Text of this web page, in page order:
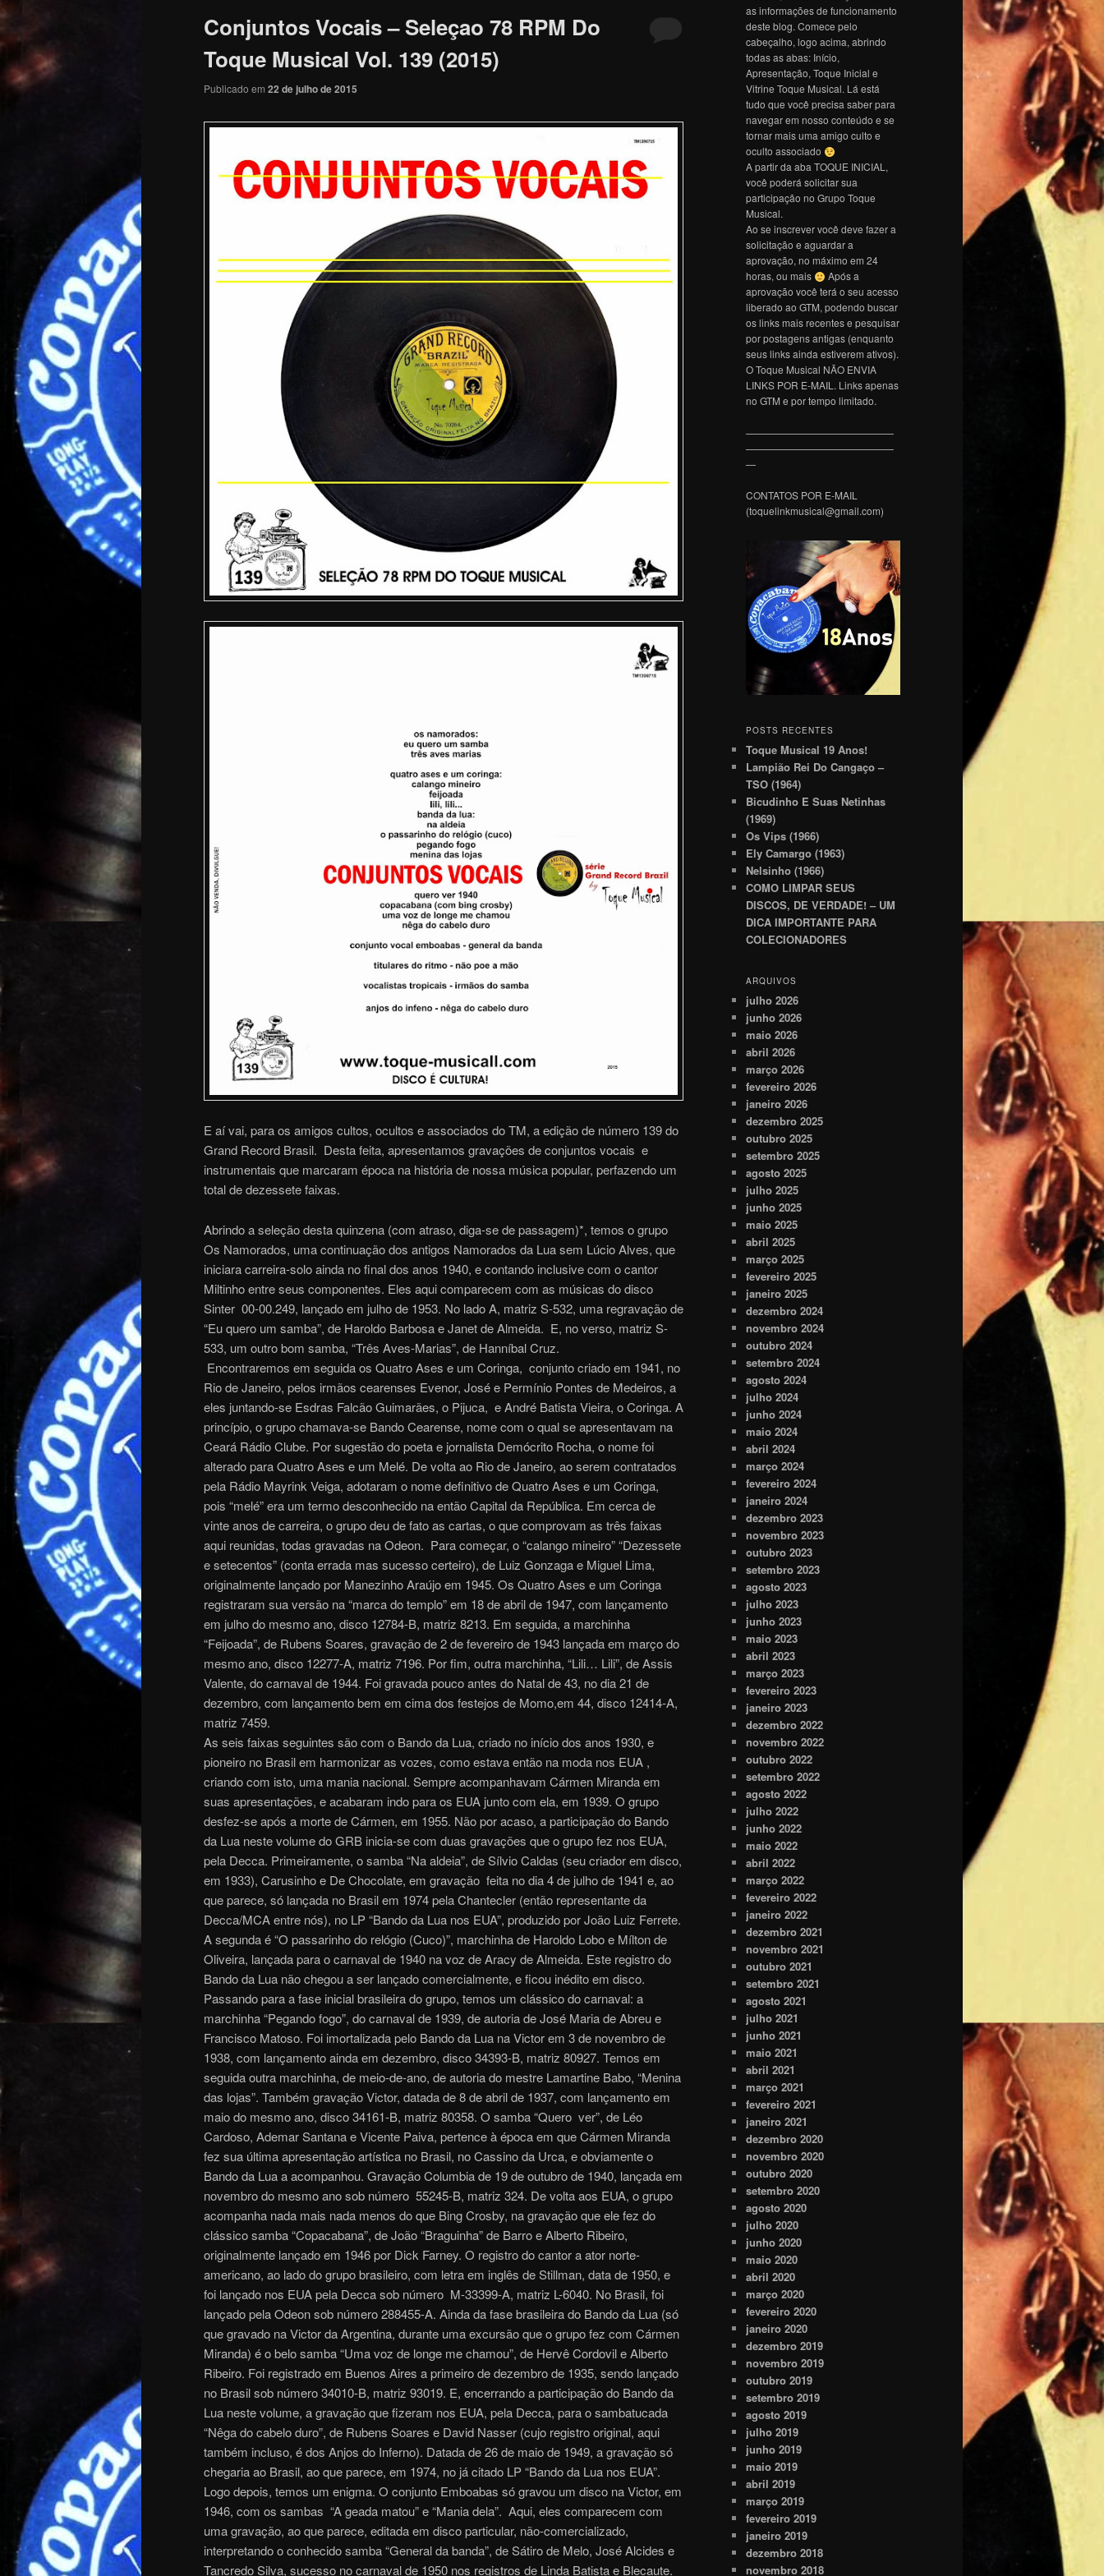
Conjuntos Vocais – Seleçao 78 RPM Do
Toque Musical Vol. 139 (2015)
Publicado em 22 de julho de 2015
E aí vai, para os amigos cultos, ocultos e associados do TM, a edição de número 139 do
Grand Record Brasil. Desta feita, apresentamos gravações de conjuntos vocais e
instrumentais que marcaram época na história de nossa música popular, perfazendo um
total de dezessete faixas.
Abrindo a seleção desta quinzena (com atraso, diga-se de passagem)*, temos o grupo
Os Namorados, uma continuação dos antigos Namorados da Lua sem Lúcio Alves, que
iniciara carreira-solo ainda no final dos anos 1940, e contando inclusive com o cantor
Miltinho entre seus componentes. Eles aqui comparecem com as músicas do disco
Sinter 00-00.249, lançado em julho de 1953. No lado A, matriz S-532, uma regravação de
“Eu quero um samba”, de Haroldo Barbosa e Janet de Almeida. E, no verso, matriz S-
533, um outro bom samba, “Três Aves-Marias”, de Hanníbal Cruz.
Encontraremos em seguida os Quatro Ases e um Coringa, conjunto criado em 1941, no
Rio de Janeiro, pelos irmãos cearenses Evenor, José e Permínio Pontes de Medeiros, a
eles juntando-se Esdras Falcão Guimarães, o Pijuca, e André Batista Vieira, o Coringa. A
princípio, o grupo chamava-se Bando Cearense, nome com o qual se apresentavam na
Ceará Rádio Clube. Por sugestão do poeta e jornalista Demócrito Rocha, o nome foi
alterado para Quatro Ases e um Melé. De volta ao Rio de Janeiro, ao serem contratados
pela Rádio Mayrink Veiga, adotaram o nome definitivo de Quatro Ases e um Coringa,
pois “melé” era um termo desconhecido na então Capital da República. Em cerca de
vinte anos de carreira, o grupo deu de fato as cartas, o que comprovam as três faixas
aqui reunidas, todas gravadas na Odeon. Para começar, o “calango mineiro” “Dezessete
e setecentos” (conta errada mas sucesso certeiro), de Luiz Gonzaga e Miguel Lima,
originalmente lançado por Manezinho Araújo em 1945. Os Quatro Ases e um Coringa
registraram sua versão na “marca do templo” em 18 de abril de 1947, com lançamento
em julho do mesmo ano, disco 12784-B, matriz 8213. Em seguida, a marchinha
“Feijoada”, de Rubens Soares, gravação de 2 de fevereiro de 1943 lançada em março do
mesmo ano, disco 12277-A, matriz 7196. Por fim, outra marchinha, “Lili… Lili”, de Assis
Valente, do carnaval de 1944. Foi gravada pouco antes do Natal de 43, no dia 21 de
dezembro, com lançamento bem em cima dos festejos de Momo,em 44, disco 12414-A,
matriz 7459.
As seis faixas seguintes são com o Bando da Lua, criado no início dos anos 1930, e
pioneiro no Brasil em harmonizar as vozes, como estava então na moda nos EUA ,
criando com isto, uma mania nacional. Sempre acompanhavam Cármen Miranda em
suas apresentações, e acabaram indo para os EUA junto com ela, em 1939. O grupo
desfez-se após a morte de Cármen, em 1955. Não por acaso, a participação do Bando
da Lua neste volume do GRB inicia-se com duas gravações que o grupo fez nos EUA,
pela Decca. Primeiramente, o samba “Na aldeia”, de Sílvio Caldas (seu criador em disco,
em 1933), Carusinho e De Chocolate, em gravação feita no dia 4 de julho de 1941 e, ao
que parece, só lançada no Brasil em 1974 pela Chantecler (então representante da
Decca/MCA entre nós), no LP “Bando da Lua nos EUA”, produzido por João Luiz Ferrete.
A segunda é “O passarinho do relógio (Cuco)”, marchinha de Haroldo Lobo e Mílton de
Oliveira, lançada para o carnaval de 1940 na voz de Aracy de Almeida. Este registro do
Bando da Lua não chegou a ser lançado comercialmente, e ficou inédito em disco.
Passando para a fase inicial brasileira do grupo, temos um clássico do carnaval: a
marchinha “Pegando fogo”, do carnaval de 1939, de autoria de José Maria de Abreu e
Francisco Matoso. Foi imortalizada pelo Bando da Lua na Victor em 3 de novembro de
1938, com lançamento ainda em dezembro, disco 34393-B, matriz 80927. Temos em
seguida outra marchinha, de meio-de-ano, de autoria do mestre Lamartine Babo, “Menina
das lojas”. Também gravação Victor, datada de 8 de abril de 1937, com lançamento em
maio do mesmo ano, disco 34161-B, matriz 80358. O samba “Quero ver”, de Léo
Cardoso, Ademar Santana e Vicente Paiva, pertence à época em que Cármen Miranda
fez sua última apresentação artística no Brasil, no Cassino da Urca, e obviamente o
Bando da Lua a acompanhou. Gravação Columbia de 19 de outubro de 1940, lançada em
novembro do mesmo ano sob número 55245-B, matriz 324. De volta aos EUA, o grupo
acompanha nada mais nada menos do que Bing Crosby, na gravação que ele fez do
clássico samba “Copacabana”, de João “Braguinha” de Barro e Alberto Ribeiro,
originalmente lançado em 1946 por Dick Farney. O registro do cantor a ator norte-
americano, ao lado do grupo brasileiro, com letra em inglês de Stillman, data de 1950, e
foi lançado nos EUA pela Decca sob número M-33399-A, matriz L-6040. No Brasil, foi
lançado pela Odeon sob número 288455-A. Ainda da fase brasileira do Bando da Lua (só
que gravado na Victor da Argentina, durante uma excursão que o grupo fez com Cármen
Miranda) é o belo samba “Uma voz de longe me chamou”, de Hervê Cordovil e Alberto
Ribeiro. Foi registrado em Buenos Aires a primeiro de dezembro de 1935, sendo lançado
no Brasil sob número 34010-B, matriz 93019. E, encerrando a participação do Bando da
Lua neste volume, a gravação que fizeram nos EUA, pela Decca, para o sambatucada
“Nêga do cabelo duro”, de Rubens Soares e David Nasser (cujo registro original, aqui
também incluso, é dos Anjos do Inferno). Datada de 26 de maio de 1949, a gravação só
chegaria ao Brasil, ao que parece, em 1974, no já citado LP “Bando da Lua nos EUA”.
Logo depois, temos um enigma. O conjunto Emboabas só gravou um disco na Victor, em
1946, com os sambas “A geada matou” e “Mania dela”. Aqui, eles comparecem com
uma gravação, ao que parece, editada em disco particular, não-comercializado,
interpretando o conhecido samba “General da banda”, de Sátiro de Melo, José Alcides e
Tancredo Silva, sucesso no carnaval de 1950 nos registros de Linda Batista e Blecaute.
as informações de funcionamento
deste blog. Comece pelo
cabeçalho, logo acima, abrindo
todas as abas: Início,
Apresentação, Toque Inicial e
Vitrine Toque Musical. Lá está
tudo que você precisa saber para
navegar em nosso conteúdo e se
tornar mais uma amigo culto e
oculto associado
A partir da aba TOQUE INICIAL,
você poderá solicitar sua
participação no Grupo Toque
Musical.
Ao se inscrever você deve fazer a
solicitação e aguardar a
aprovação, no máximo em 24
horas, ou mais
Após a
aprovação você terá o seu acesso
liberado ao GTM, podendo buscar
os links mais recentes e pesquisar
por postagens antigas (enquanto
seus links ainda estiverem ativos).
O Toque Musical NÃO ENVIA
LINKS POR E-MAIL. Links apenas
no GTM e por tempo limitado.
———————————————
———————————————
—
CONTATOS POR E-MAIL
(toquelinkmusical@gmail.com)
POSTS RECENTES
Toque Musical 19 Anos!
Lampião Rei Do Cangaço –
TSO (1964)
Bicudinho E Suas Netinhas
(1969)
Os Vips (1966)
Ely Camargo (1963)
Nelsinho (1966)
COMO LIMPAR SEUS
DISCOS, DE VERDADE! – UM
DICA IMPORTANTE PARA
COLECIONADORES
ARQUIVOS
julho 2026
junho 2026
maio 2026
abril 2026
março 2026
fevereiro 2026
janeiro 2026
dezembro 2025
outubro 2025
setembro 2025
agosto 2025
julho 2025
junho 2025
maio 2025
abril 2025
março 2025
fevereiro 2025
janeiro 2025
dezembro 2024
novembro 2024
outubro 2024
setembro 2024
agosto 2024
julho 2024
junho 2024
maio 2024
abril 2024
março 2024
fevereiro 2024
janeiro 2024
dezembro 2023
novembro 2023
outubro 2023
setembro 2023
agosto 2023
julho 2023
junho 2023
maio 2023
abril 2023
março 2023
fevereiro 2023
janeiro 2023
dezembro 2022
novembro 2022
outubro 2022
setembro 2022
agosto 2022
julho 2022
junho 2022
maio 2022
abril 2022
março 2022
fevereiro 2022
janeiro 2022
dezembro 2021
novembro 2021
outubro 2021
setembro 2021
agosto 2021
julho 2021
junho 2021
maio 2021
abril 2021
março 2021
fevereiro 2021
janeiro 2021
dezembro 2020
novembro 2020
outubro 2020
setembro 2020
agosto 2020
julho 2020
junho 2020
maio 2020
abril 2020
março 2020
fevereiro 2020
janeiro 2020
dezembro 2019
novembro 2019
outubro 2019
setembro 2019
agosto 2019
julho 2019
junho 2019
maio 2019
abril 2019
março 2019
fevereiro 2019
janeiro 2019
dezembro 2018
novembro 2018